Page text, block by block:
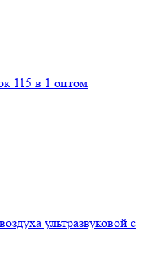
115 в 1 оптом
ультразвуковой с